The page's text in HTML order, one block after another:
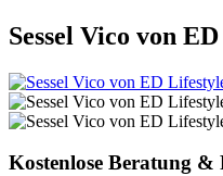
Sessel Vico von
Kostenlose Beratung &